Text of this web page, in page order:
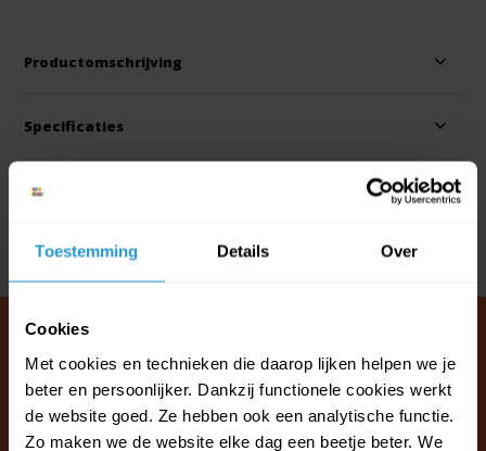
Toestemming Details Over
Cookies
Met cookies en technieken die daarop lijken helpen we je
beter en persoonlijker. Dankzij functionele cookies werkt
de website goed. Ze hebben ook een analytische functie.
Zo maken we de website elke dag een beetje beter. We
Productomschrijving
Specificaties
Reviews
Delen
Klantenservice & FAQ
Wij staan voor u klaar.